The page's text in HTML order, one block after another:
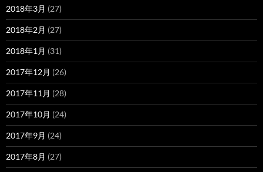
2018年3月 (27)
2018年2月 (27)
2018年1月 (31)
2017年12月 (26)
2017年11月 (28)
2017年10月 (24)
2017年9月 (24)
2017年8月 (27)